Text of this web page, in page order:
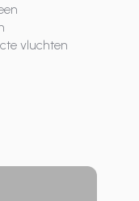
vluchten